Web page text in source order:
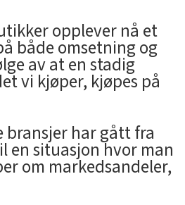
opplever nå et
både omsetning og
av at en stadig
vi kjøper, kjøpes på
bransjer har gått fra
en situasjon hvor man
om markedsandeler,